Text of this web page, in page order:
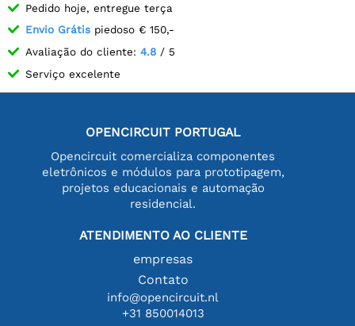
Pedido hoje, entregue terça
Envio Grátis piedoso € 150,-
Avaliação do cliente: 4.8 / 5
Serviço excelente
OPENCIRCUIT PORTUGAL
Opencircuit comercializa componentes
eletrônicos e módulos para prototipagem,
projetos educacionais e automação
residencial.
ATENDIMENTO AO CLIENTE
empresas
Contato
info@opencircuit.nl
+31 850014013